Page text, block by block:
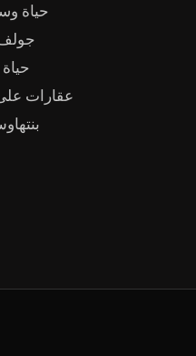
حياة
حياة
عقارات